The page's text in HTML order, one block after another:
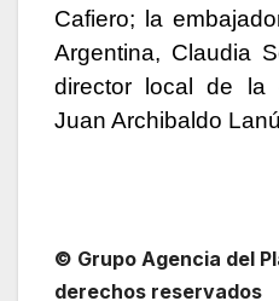
Cafiero; la
Argentina, Claudia
director local de la
Juan Archibaldo
© Grupo Agencia del
derechos reservados